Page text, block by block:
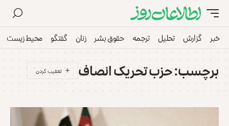
خبر گزارش تحلیل ترجمه حقوق بشر زنان گفتگو محیط زیست
برچسب:حزب تحریک انصاف